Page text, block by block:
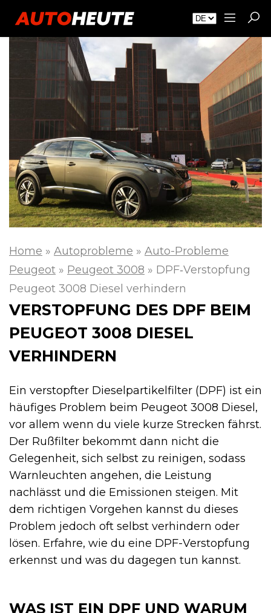
Home » Autoprobleme » Auto-Probleme
Peugeot » Peugeot 3008 » DPF‑Verstopfung
Peugeot 3008 Diesel verhindern
VERSTOPFUNG DES DPF BEIM
PEUGEOT 3008 DIESEL
VERHINDERN
Ein verstopfter Dieselpartikelfilter (DPF) ist ein
häufiges Problem beim Peugeot 3008 Diesel,
vor allem wenn du viele kurze Strecken fährst.
Der Rußfilter bekommt dann nicht die
Gelegenheit, sich selbst zu reinigen, sodass
Warnleuchten angehen, die Leistung
nachlässt und die Emissionen steigen. Mit
dem richtigen Vorgehen kannst du dieses
Problem jedoch oft selbst verhindern oder
lösen. Erfahre, wie du eine DPF-Verstopfung
erkennst und was du dagegen tun kannst.
WAS IST EIN DPF UND WARUM